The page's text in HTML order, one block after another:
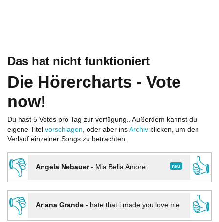
Das hat nicht funktioniert
Die Hörercharts - Vote
now!
Du hast 5 Votes pro Tag zur verfügung.. Außerdem kannst du
eigene Titel vorschlagen, oder aber ins Archiv blicken, um den
Verlauf einzelner Songs zu betrachten.
👎 neu
Angela Nebauer- Mia Bella Amore
👍
👎
Ariana Grande- hate that i made you love me
👍